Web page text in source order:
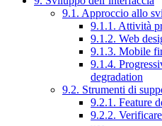
9.1. Approccio allo
9.1.1. Attività
9.1.2. Web
9.1.3. Mobile
9.1.4.
degradation
9.2. Strumenti di
9.2.1. Feature
9.2.2.